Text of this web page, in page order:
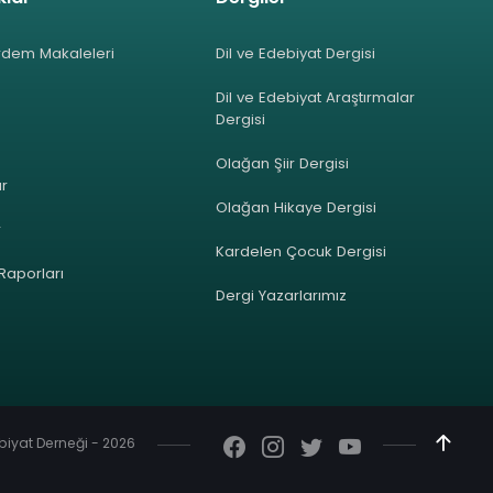
Makaleleri Dil ve Edebiyat Dergisi
Dil ve Edebiyat Araştırmalar
Dergisi
Olağan Şiir Dergisi
Olağan Hikaye Dergisi
Kardelen Çocuk Dergisi
Dergi Yazarlarımız
Derneği - 2026